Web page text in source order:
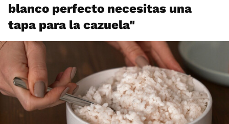
blanco perfecto necesitas una
tapa para la cazuela"